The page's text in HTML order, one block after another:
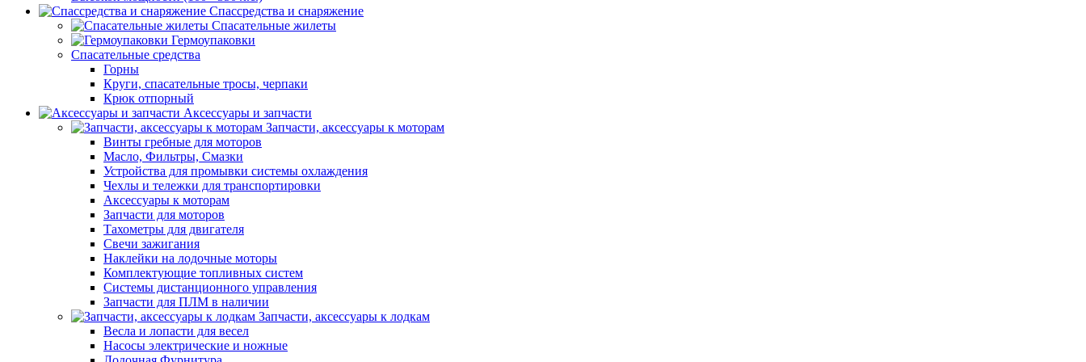
Спассредства и снаряжение
Спасательные жилеты
Гермоупаковки
Спасательные средства
Горны
Круги, спасательные тросы, черпаки
Крюк отпорный
Аксессуары и запчасти
Запчасти, аксессуары к моторам
Винты гребные для моторов
Масло, Фильтры, Смазки
Устройства для промывки системы охлаждения
Чехлы и тележки для транспортировки
Аксессуары к моторам
Запчасти для моторов
Тахометры для двигателя
Свечи зажигания
Наклейки на лодочные моторы
Комплектующие топливных систем
Системы дистанционного управления
Запчасти для ПЛМ в наличии
Запчасти, аксессуары к лодкам
Весла и лопасти для весел
Насосы электрические и ножные